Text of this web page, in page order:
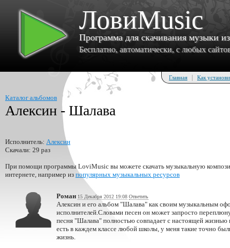
ЛовиMusic
Программа для скачивания музыки
Бесплатно, автоматически, с любых
Главная | Как
Каталог альбомов
Алексин - Шалава
Исполнитель: Алексин
Скачали: 29 раз
При помощи программы LoviMusic вы можете скачать музыкальную
интернете, например из популярных музыкальных ресурсов
Роман 15 Декабря 2012 19:08 Ответить
Алексин и его альбом "Шалава" как своим музыкальным
исполнителей.Словами песен он может запросто
песня "Шалава" полностью совпадает с настоящей
есть в каждем классе любой школы, у меня такие точно
жизнь.